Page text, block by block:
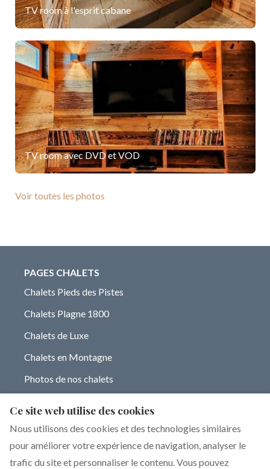
TV room à l'esprit cabane
TV room avec DVD et VOD
Voir toutes les photos
PAGES CHALETS
Chalets Pieds des Pistes
Chalets Plagne 1800
Chalets de Luxe
Chalets en Montagne
Photos de nos chalets
Location chalet La Plagne 12 personnes
Notre blog sur La Plagne
Ce site web utilise des cookies
Nous utilisons des cookies et des technologies similaires
pour améliorer votre expérience de navigation, analyser le
trafic du site et personnaliser le contenu. Vous pouvez